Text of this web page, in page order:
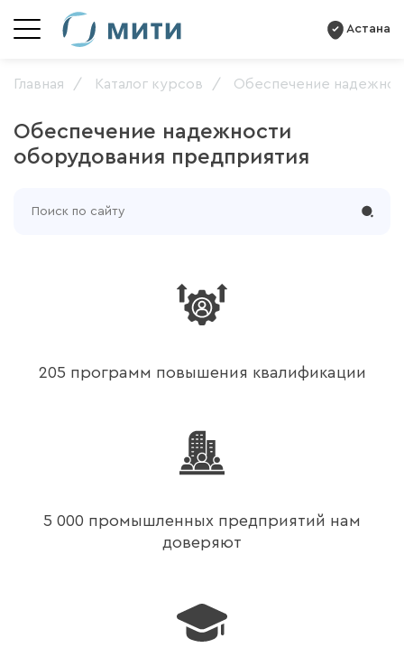
Астана
Главная Каталог курсов Обеспечение
Обеспечение надежности
оборудования предприятия
205 программ повышения квалификации
5 000 промышленных предприятий нам
доверяют